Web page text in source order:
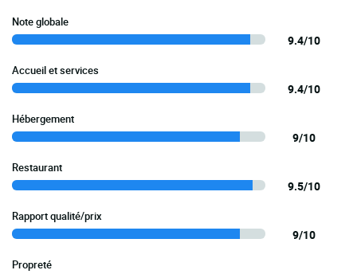
Note globale
9.4/10
Accueil et services
9.4/10
Hébergement
9/10
Restaurant
9.5/10
Rapport qualité/prix
9/10
Propreté